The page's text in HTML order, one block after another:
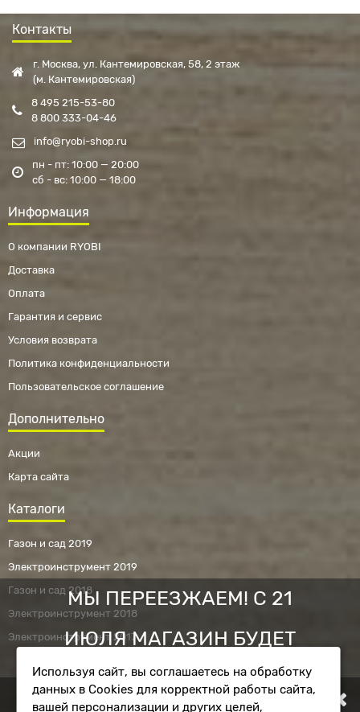
МЫ ПЕРЕЕЗЖАЕМ! С 21
ИЮЛЯ МАГАЗИН БУДЕТ
РАБОТАТЬ ПО НОВОМУ
Контакты
г. Москва, ул. Кантемировская, 58, 2 этаж
(м. Кантемировская)
8 495 215-53-80
8 800 333-04-46
info@ryobi-shop.ru
пн - пт: 10:00 — 20:00
сб - вс: 10:00 — 18:00
Информация
О компании RYOBI
Доставка
Оплата
Гарантия и сервис
Условия возврата
Политика конфиденциальности
Пользовательское соглашение
Дополнительно
Акции
Карта сайта
Каталоги
Газон и сад 2019
Электроинструмент 2019
Газон и сад 2018
Электроинструмент 2018
Электроинструмент 2017
Фирменный магазин RYOBI © 2010 - 2026.
Используя сайт, вы соглашаетесь на обработку
данных в Cookies для корректной работы сайта,
вашей персонализации и других целей,